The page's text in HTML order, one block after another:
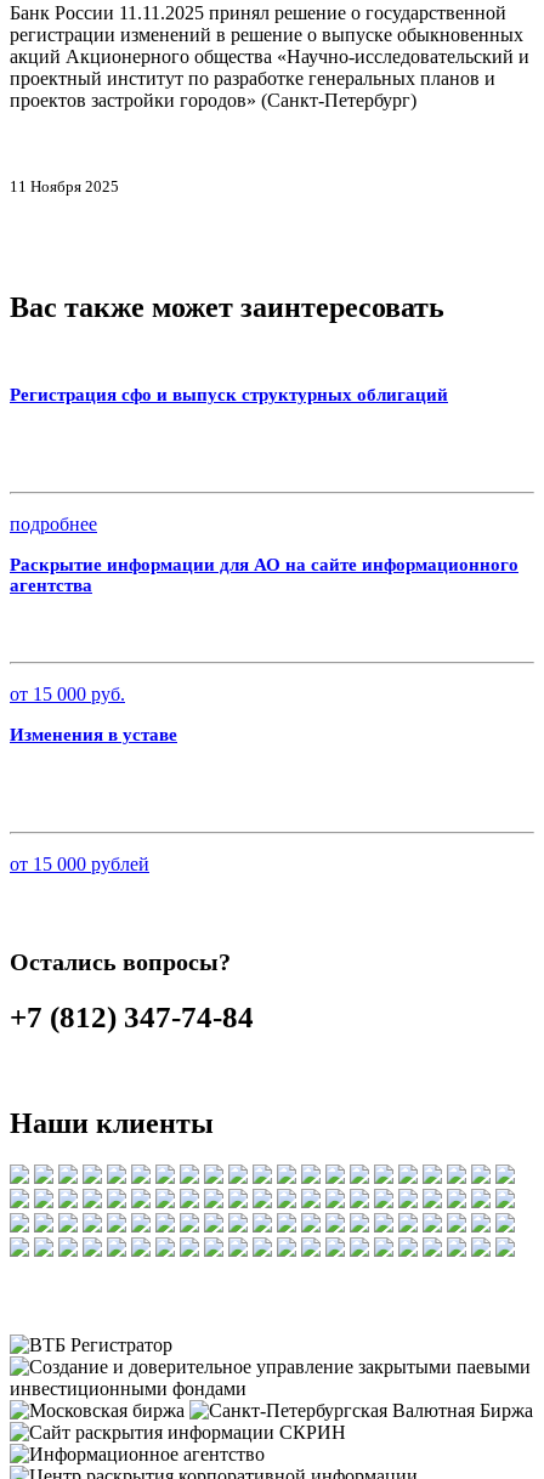
Банк России 11.11.2025 принял решение о государственной
регистрации изменений в решение о выпуске обыкновенных
акций Акционерного общества «Научно-исследовательский и
проектный институт по разработке генеральных планов и
проектов застройки городов» (Санкт-Петербург)
11 Ноября 2025
Вас также может заинтересовать
Регистрация сфо и выпуск структурных облигаций
подробнее
Раскрытие информации для АО на сайте информационного
агентства
от 15 000 руб.
Изменения в уставе
от 15 000 рублей
Остались вопросы?
+7 (812) 347-74-84
Наши клиенты